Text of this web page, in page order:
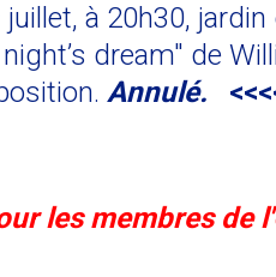
juillet, à 20h30,
dream" de
Annulé.
les membres de